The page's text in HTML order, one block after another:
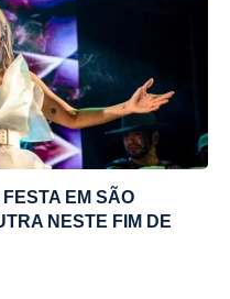
EM SÃO
NESTE FIM DE